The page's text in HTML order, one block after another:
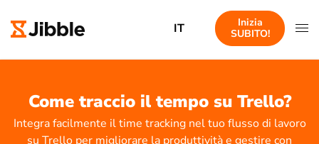
IT
Inizia
SUBITO!
Come traccio il tempo su Trello?
Integra facilmente il time tracking nel tuo flusso di lavoro
su Trello per migliorare la produttività e gestire con